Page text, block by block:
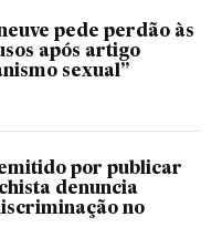
pede perdão às
após artigo
sexual”
por publicar
denuncia
no